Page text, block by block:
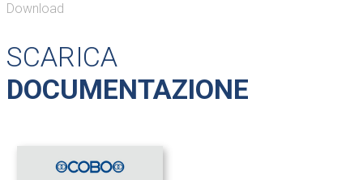
Download
SCARICA
DOCUMENTAZIONE